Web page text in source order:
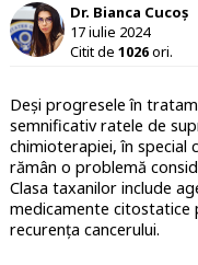
Dr. Bianca Cucoș
17 iulie 2024
Citit de 1026ori.
Deși progresele în
semnificativ ratele de
chimioterapiei, în special
rămân o problemă
Clasa taxanilor include
medicamente citostatice
recurența cancerului.